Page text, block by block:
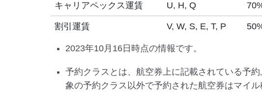
キャリアペックス運賃 U, H, Q
割引運賃 V, W, S, E, T, P
2023年10月16日時点の情報です。
予約クラスとは、航空券上に記載されている予
象の予約クラス以外で予約された航空券はマイル